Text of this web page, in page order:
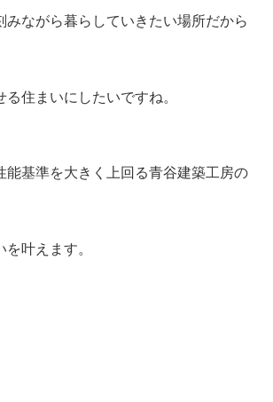
みながら暮らしていきたい場所だから
住まいにしたいですね。
能基準を大きく上回る青谷建築工房の
叶えます。